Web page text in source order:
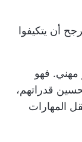
أن يتكيفوا
مهني. فهو
قدراتهم،
المهارات